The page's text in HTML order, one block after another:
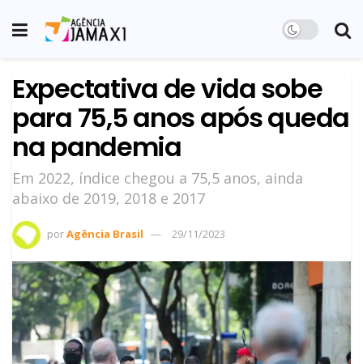
Expectativa de vida sobe
para 75,5 anos após queda
na pandemia
Em 2022, índice chegou a 75,5 anos, ainda
abaixo de 2019, 2018 e 2017
porAgência Brasil 29/11/2023